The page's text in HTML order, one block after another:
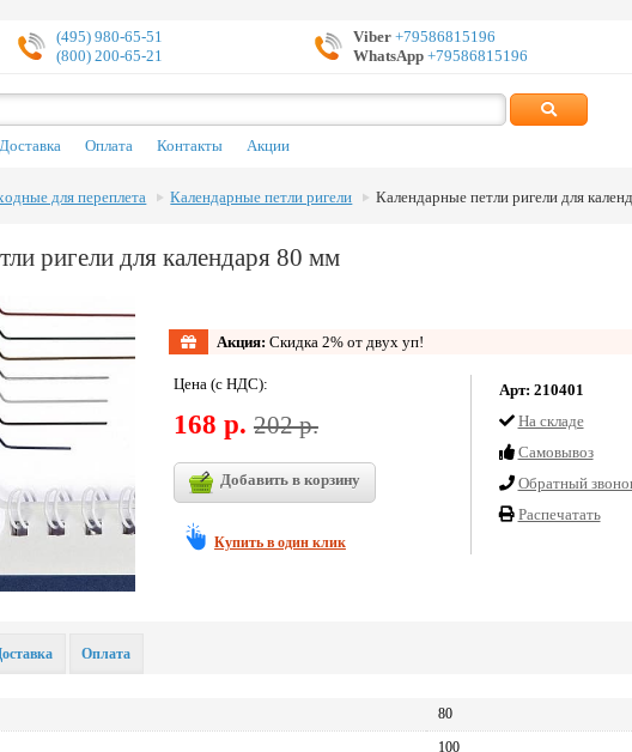
(495) 980-65-51
(800) 200-65-21
Viber+79586815196
WhatsApp+79586815196
Доставка Оплата Контакты Акции
для переплета Календарные петли ригели Календарные петли ригели для
ригели для календаря 80 мм
Акция: Скидка 2% от двух уп!
Цена (с НДС):
168 р. 202 р.
Добавить в корзину
Купить в один клик
Арт: 210401
На складе
Cамовывоз
Обратный
Распечатать
80
100
Оплата